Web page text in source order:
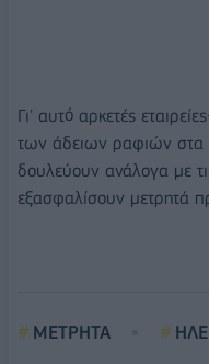
Γι' αυτό αρκετές
των άδειων ραφιών στα
δουλεύουν ανάλογα με
εξασφαλίσουν μετρητά
ΜΕΤΡΗΤΑ